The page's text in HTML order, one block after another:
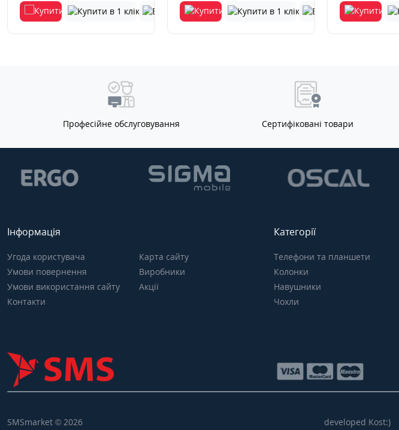
Професійне обслуговування Сертифіковані товари
Інформація
Угода користувача
Умови повернення
Умови використання сайту
Контакти
Карта сайту
Виробники
Акції
Категорії
Телефони та планшети
Колонки
Навушники
Чохли
SMSmarket © 2026 developed Kost:)